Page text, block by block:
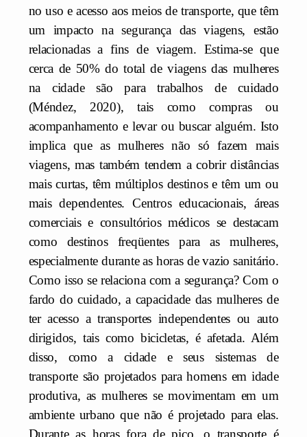
no uso e acesso aos meios de transporte, que têm
um impacto na segurança das viagens, estão
relacionadas a fins de viagem. Estima-se que
cerca de 50% do total de viagens das mulheres
na cidade são para trabalhos de cuidado
(Méndez, 2020), tais como compras ou
acompanhamento e levar ou buscar alguém. Isto
implica que as mulheres não só fazem mais
viagens, mas também tendem a cobrir distâncias
mais curtas, têm múltiplos destinos e têm um ou
mais dependentes. Centros educacionais, áreas
comerciais e consultórios médicos se destacam
como destinos freqüentes para as mulheres,
especialmente durante as horas de vazio sanitário.
Como isso se relaciona com a segurança? Com o
fardo do cuidado, a capacidade das mulheres de
ter acesso a transportes independentes ou auto
dirigidos, tais como bicicletas, é afetada. Além
disso, como a cidade e seus sistemas de
transporte são projetados para homens em idade
produtiva, as mulheres se movimentam em um
ambiente urbano que não é projetado para elas.
Durante as horas fora de pico, o transporte é